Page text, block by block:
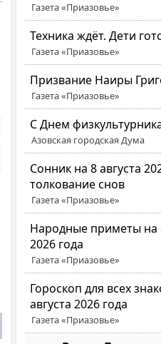
Газета «Приазовье»
Техника ждёт. Дети
Газета «Приазовье»
Призвание Наиры
Газета «Приазовье»
C Днем
Азовская городская Дума
Сонник на 8 августа
толкование снов
Газета «Приазовье»
Народные приметы на
2026 года
Газета «Приазовье»
Гороскоп для всех
августа 2026 года
Газета «Приазовье»